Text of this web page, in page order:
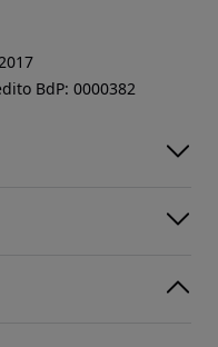
BdP: 0000382